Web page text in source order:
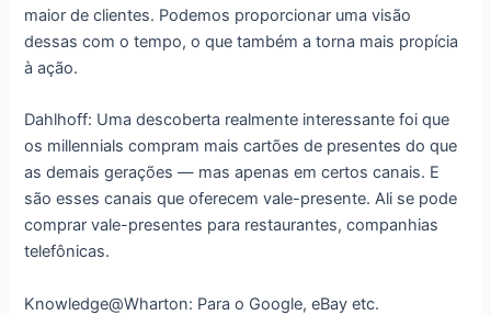
maior de clientes. Podemos proporcionar uma visão
dessas com o tempo, o que também a torna mais propícia
à ação.
Dahlhoff: Uma descoberta realmente interessante foi que
os millennials compram mais cartões de presentes do que
as demais gerações ― mas apenas em certos canais. E
são esses canais que oferecem vale-presente. Ali se pode
comprar vale-presentes para restaurantes, companhias
telefônicas.
Knowledge@Wharton: Para o Google, eBay etc.